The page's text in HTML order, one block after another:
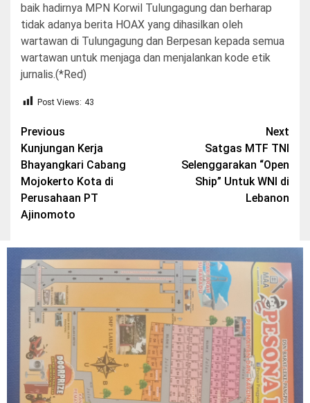
baik hadirnya MPN Korwil Tulungagung dan berharap
tidak adanya berita HOAX yang dihasilkan oleh
wartawan di Tulungagung dan Berpesan kepada semua
wartawan untuk menjaga dan menjalankan kode etik
jurnalis.(*Red)
Post Views: 43
Post
navigation
Previous
Kunjungan Kerja
Bhayangkari Cabang
Mojokerto Kota di
Perusahaan PT
Ajinomoto
Next
Satgas MTF TNI
Selenggarakan “Open
Ship” Untuk WNI di
Lebanon